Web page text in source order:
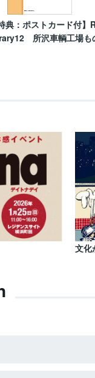
典：ポストカード付】
所沢車輌工場も
文化